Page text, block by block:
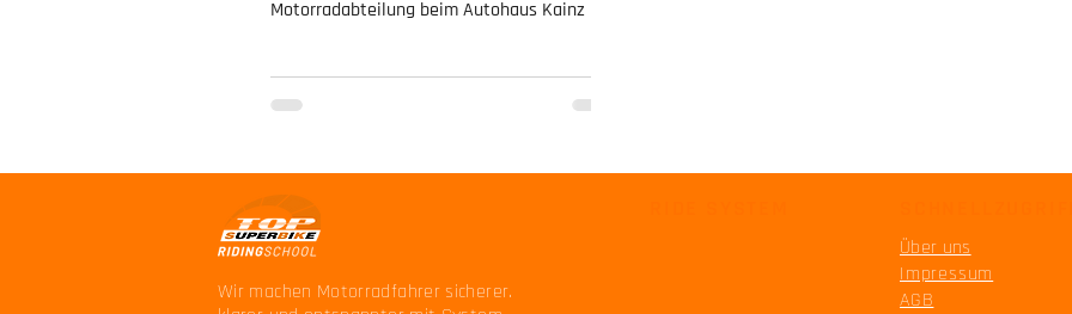
Motorradabteilung beim Autohaus Kainz und
RLP und im Saarland mit Profi-Know-how
Wir machen Motorradfahrer sicherer.
Über uns
Impressum
AGB